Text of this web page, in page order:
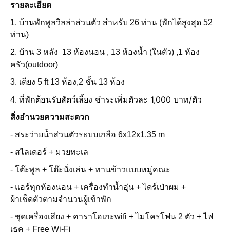
รายละเอียด
1. บ้านพักพูลวิลล่าส่วนตัว สำหรับ 26 ท่าน (พักได้สูงสุด 52
ท่าน)
2. บ้าน 3 หลัง 13 ห้องนอน , 13 ห้องน้ำ (ในตัว) ,1 ห้อง
ครัว(outdoor)
3. เตียง 5 ft 13 ห้อง,2 ชั้น 13 ห้อง
4. ที่พักต้อนรับสัตว์เลี้ยง ชำระเพิ่มตัวละ 1,000 บาท/ตัว
สิ่งอำนวยความสะดวก
- สระว่ายน้ำส่วนตัวระบบเกลือ 6x12x1.35 m
- สไลเดอร์ + มวยทะเล
- โต๊ะพูล + โต๊ะนั่งเล่น + ทานข้าวแบบหมู่คณะ
- แอร์ทุกห้องนอน + เครื่องทำน้ำอุ่น + ไดร์เป่าผม +
ผ้าเช็ดตัวตามจำนวนผู้เข้าพัก
- ชุดเครื่องเสียง + คาราโอเกะwifi + ไมโครโฟน 2 ตัว + ไฟ
เธค + Free Wi-Fi